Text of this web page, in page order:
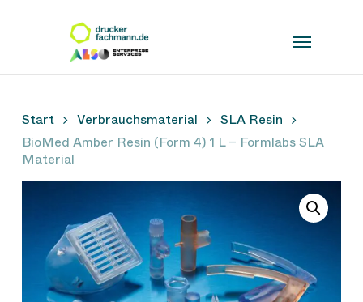
Start Verbrauchsmaterial
SLA Resin
BioMed Amber Resin (Form 4) 1 L – Formlabs SLA
Material